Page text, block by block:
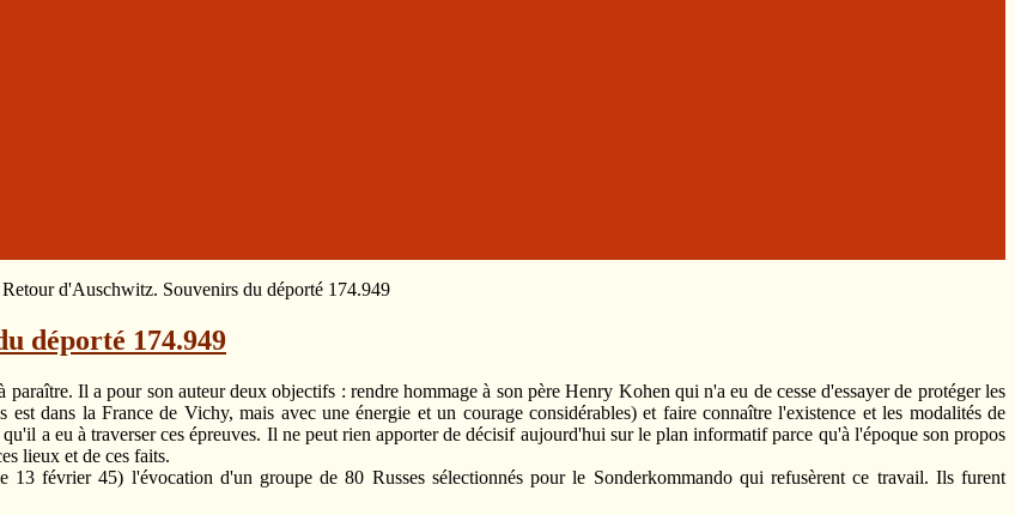
d'Auschwitz. Souvenirs du déporté 174.949
déporté 174.949
Il a pour son auteur deux objectifs : rendre hommage à son père Henry Kohen qui n'a eu de cesse d'essayer de protéger les
dans la France de Vichy, mais avec une énergie et un courage considérables) et faire connaître l'existence et les modalités de
a eu à traverser ces épreuves. Il ne peut rien apporter de décisif aujourd'hui sur le plan informatif parce qu'à l'époque son propos
lieux et de ces faits.
février 45) l'évocation d'un groupe de 80 Russes sélectionnés pour le Sonderkommando qui refusèrent ce travail. Ils furent